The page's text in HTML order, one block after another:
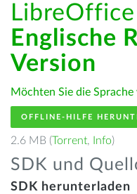
Englische
Version
Möchten Sie die Sprache
OFFLINE-HILFE
2.6 MB (Torrent, Info)
SDK und
SDK herunterladen